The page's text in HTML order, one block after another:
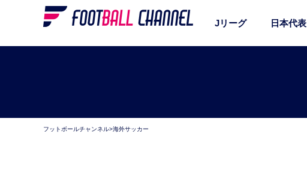
Jリーグ 日本代表
フットボールチャンネル>海外サッカー